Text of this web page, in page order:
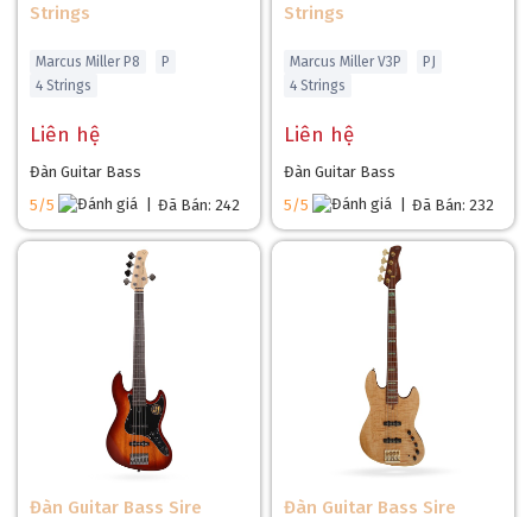
Strings
Marcus Miller P8
P
4 Strings
Liên hệ
Đàn Guitar Bass
5/5
Đã Bán: 242
Strings
Marcus Miller V3P
PJ
4 Strings
Liên hệ
Đàn Guitar Bass
5/5
Đã Bán: 232
Đàn Guitar Bass Sire
Đàn Guitar Bass Sire